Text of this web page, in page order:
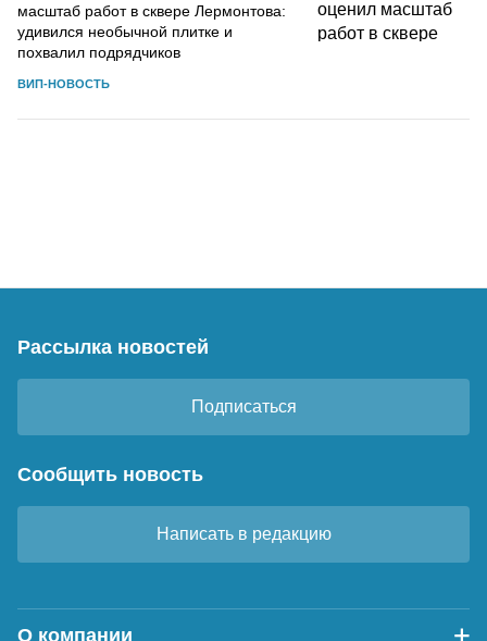
масштаб работ в сквере Лермонтова:
удивился необычной плитке и
похвалил подрядчиков
ВИП-НОВОСТЬ
Рассылка новостей
Подписаться
Сообщить новость
Написать в редакцию
О компании